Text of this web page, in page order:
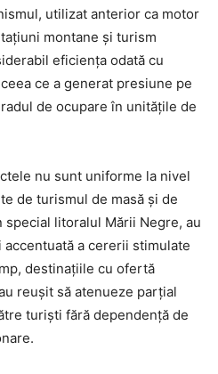
utilizat anterior ca motor
montane și turism
eficiența odată cu
ce a generat presiune pe
de ocupare în unitățile de
nu sunt uniforme la nivel
de turismul de masă și de
litoralul Mării Negre, au
a cererii stimulate
destinațiile cu ofertă
reușit să atenueze parțial
turiști fără dependență de